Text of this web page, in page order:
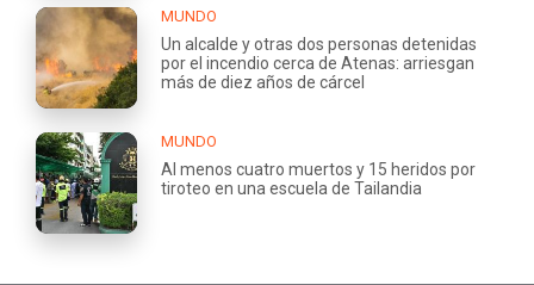
MUNDO
Un alcalde y otras dos personas detenidas
por el incendio cerca de Atenas: arriesgan
más de diez años de cárcel
MUNDO
Al menos cuatro muertos y 15 heridos por
tiroteo en una escuela de Tailandia